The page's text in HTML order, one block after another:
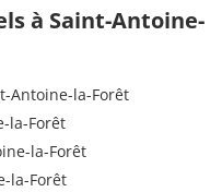
à Saint-Antoine-
Antoine-la-Forêt
la-Forêt
la-Forêt
la-Forêt